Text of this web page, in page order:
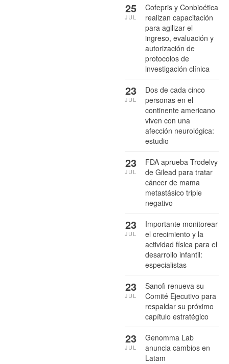
Cofepris y Conbioética
realizan capacitación
para agilizar el
ingreso, evaluación y
autorización de
protocolos de
investigación clínica
25
JUL
Dos de cada cinco
personas en el
continente americano
viven con una
afección neurológica:
estudio
23
JUL
FDA aprueba Trodelvy
de Gilead para tratar
cáncer de mama
metastásico triple
negativo
23
JUL
Importante monitorear
el crecimiento y la
actividad física para el
desarrollo infantil:
especialistas
23
JUL
Sanofi renueva su
Comité Ejecutivo para
respaldar su próximo
capítulo estratégico
23
JUL
Genomma Lab
anuncia cambios en
Latam
23
JUL